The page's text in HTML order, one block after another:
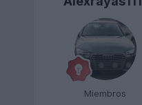
Miembros